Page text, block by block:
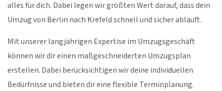
alles für dich. Dabei legen wir größten Wert darauf, dass dein
Umzug von Berlin nach Krefeld schnell und sicher abläuft.
Mit unserer langjährigen Expertise im Umzugsgeschäft
können wir dir einen maßgeschneiderten Umzugsplan
erstellen. Dabei berücksichtigen wir deine individuellen
Bedürfnisse und bieten dir eine flexible Terminplanung.